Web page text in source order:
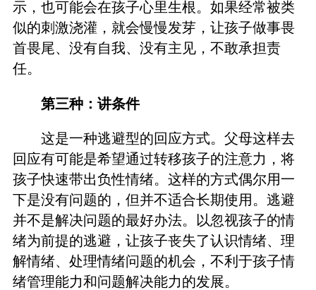
示，也可能会在孩子心里生根。如果经常被类
似的刺激浇灌，就会慢慢发芽，让孩子做事畏
首畏尾、没有自我、没有主见，不敢承担责
任。
第三种：讲条件
这是一种逃避型的回应方式。父母这样去
回应有可能是希望通过转移孩子的注意力，将
孩子快速带出负性情绪。这样的方式偶尔用一
下是没有问题的，但并不适合长期使用。逃避
并不是解决问题的最好办法。以忽视孩子的情
绪为前提的逃避，让孩子丧失了认识情绪、理
解情绪、处理情绪问题的机会，不利于孩子情
绪管理能力和问题解决能力的发展。